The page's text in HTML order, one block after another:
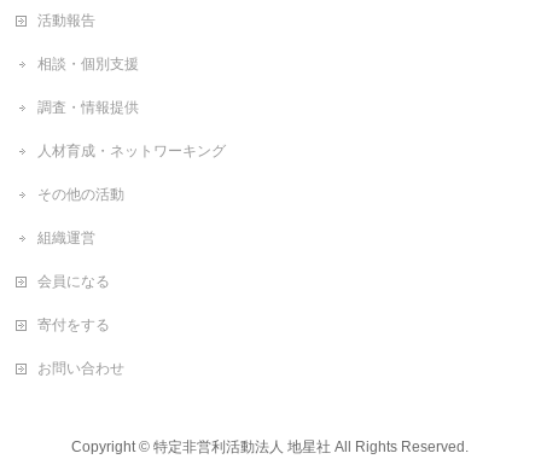
活動報告
相談・個別支援
調査・情報提供
人材育成・ネットワーキング
その他の活動
組織運営
会員になる
寄付をする
お問い合わせ
Copyright ©特定非営利活動法人 地星社 All Rights Reserved.